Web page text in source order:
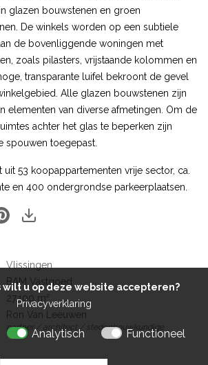
wilt u op deze website accepteren?
Privacyverklaring
Analytisch Functioneel
glazen bouwstenen en groen
De winkels worden op een subtiele
de bovenliggende woningen met
zoals pilasters, vrijstaande kolommen en
transparante luifel bekroont de gevel
Alle glazen bouwstenen zijn
elementen van diverse afmetingen. Om de
achter het glas te beperken zijn
spouwen toegepast.
uit 53 koopappartementen vrije sector, ca.
en 400 ondergrondse parkeerplaatsen.
Vlissingen
BAM Vastgoed
27.100 m²
Ron Van Leeuwen
partner / architect / stedenbouwkundige